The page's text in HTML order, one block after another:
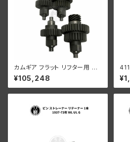
カムギア フラット リフター用 4
個セット ハーレーダビッドソン
WR エンジン オイルポンプ
¥105,248
ー
ッ